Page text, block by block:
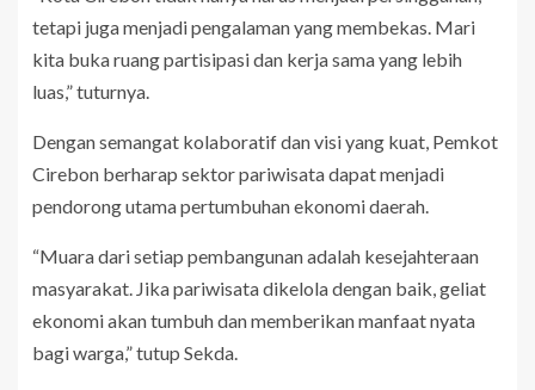
tetapi juga menjadi pengalaman yang membekas. Mari
kita buka ruang partisipasi dan kerja sama yang lebih
luas,” tuturnya.
Dengan semangat kolaboratif dan visi yang kuat, Pemkot
Cirebon berharap sektor pariwisata dapat menjadi
pendorong utama pertumbuhan ekonomi daerah.
“Muara dari setiap pembangunan adalah kesejahteraan
masyarakat. Jika pariwisata dikelola dengan baik, geliat
ekonomi akan tumbuh dan memberikan manfaat nyata
bagi warga,” tutup Sekda.